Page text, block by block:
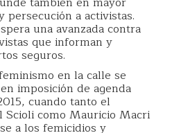
persecución a activistas.
una avanzada contra
que informan y
seguros.
en la calle se
imposición de agenda
cuando tanto el
Scioli como Mauricio Macri
a los femicidios y